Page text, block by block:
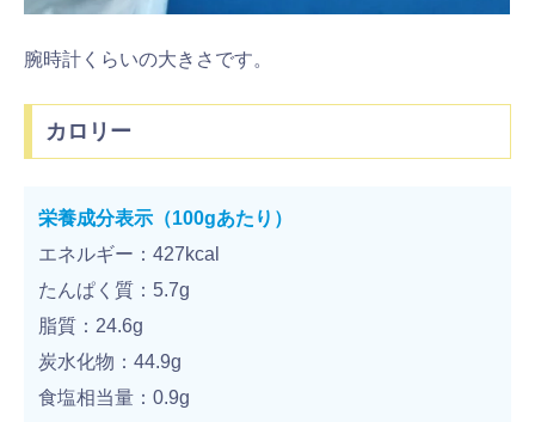
腕時計くらいの大きさです。
カロリー
栄養成分表示（100gあたり）
エネルギー：427kcal
たんぱく質：5.7g
脂質：24.6g
炭水化物：44.9g
食塩相当量：0.9g